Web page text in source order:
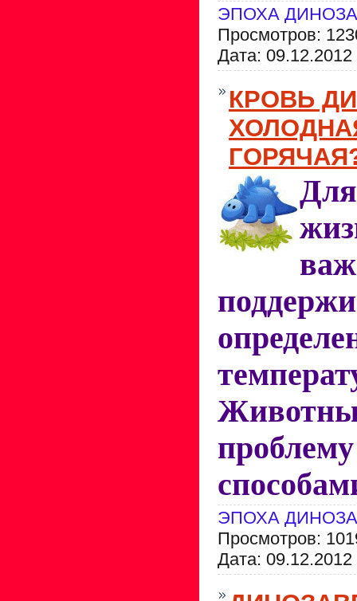
ЭПОХА
Просмотров:
Дата: 09.12.2012
КРОВЬ
ЭПОХА
Просмотров:
Дата: 09.12.2012